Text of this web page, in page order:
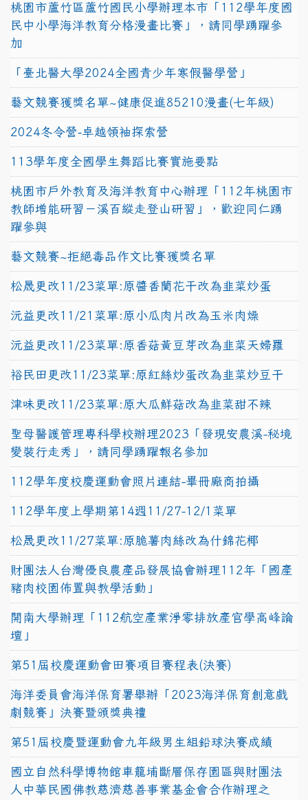
桃園市蘆竹區蘆竹國民小學辦理本市「112學年度國
民中小學海洋教育分格漫畫比賽」，請同學踴躍參
加
「臺北醫大學2024全國青少年寒假醫學營」
藝文競賽獲獎名單~健康促進85210漫畫(七年級)
2024冬令營-卓越領袖探索營
113學年度全國學生舞蹈比賽實施要點
桃園市戶外教育及海洋教育中心辦理「112年桃園市
教師增能研習－溪百縱走登山研習」，歡迎同仁踴
躍參與
藝文競賽~拒絕毒品作文比賽獲獎名單
松晟更改11/23菜單:原醬香蘭花干改為韭菜炒蛋
沅益更改11/21菜單:原小瓜肉片改為玉米肉燥
沅益更改11/23菜單:原香菇黃豆芽改為韭菜天婦羅
裕民田更改11/23菜單:原紅絲炒蛋改為韭菜炒豆干
津味更改11/23菜單:原大瓜鮮菇改為韭菜甜不辣
聖母醫護管理專科學校辦理2023「發現安農溪-秘境
變裝行走秀」，請同學踴躍報名參加
112學年度校慶運動會照片連結-畢冊廠商拍攝
112學年度上學期第14週11/27-12/1菜單
松晟更改11/27菜單:原脆薯肉絲改為什錦花椰
財團法人台灣優良農產品發展協會辦理112年「國產
豬肉校園佈置與教學活動」
開南大學辦理「112航空產業淨零排放產官學高峰論
壇」
第51屆校慶運動會田賽項目賽程表(決賽)
海洋委員會海洋保育署舉辦「2023海洋保育創意戲
劇競賽」決賽暨頒獎典禮
第51屆校慶暨運動會九年級男生組鉛球決賽成績
國立自然科學博物館車籠埔斷層保存園區與財團法
人中華民國佛教慈濟慈善事業基金會合作辦理之